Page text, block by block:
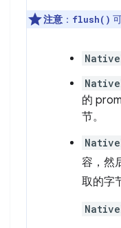
注意 ： flush()
的
节。
容，然
取的字